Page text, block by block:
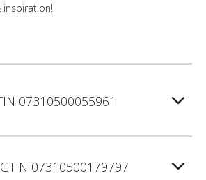
inspiration!
07310500055961
07310500179797